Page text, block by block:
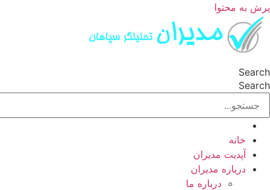
پرش به محتوا
Search
Search
خانه
آپدیت مدیران
درباره مدیران
درباره ما